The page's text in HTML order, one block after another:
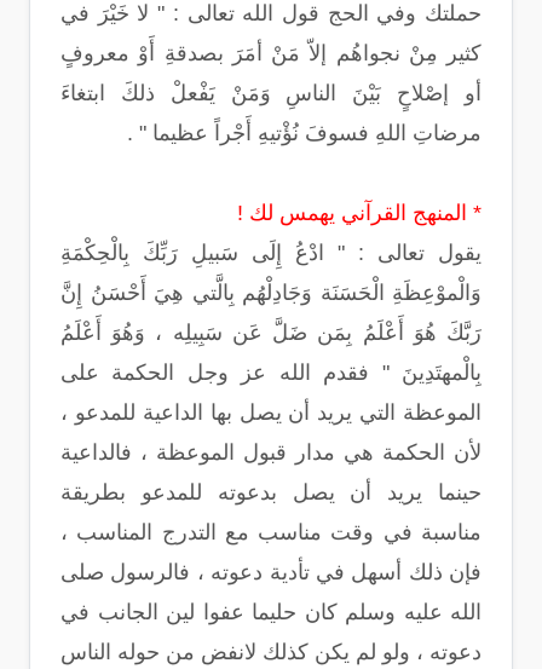
حملتك وفي الحج قول الله تعالى : " لا خَيْرَ في
كثير مِنْ نجواهُم إلاّ مَنْ أمَرَ بصدقةِ أَوْ معروفٍ
أو إصْلاحٍ بَيْنَ الناسِ وَمَنْ يَفْعلْ ذلكَ ابتغاءَ
مرضاتِ اللهِ فسوفَ نُؤْتيهِ أَجْراً عظيما " .
* المنهج القرآني يهمس لك !
يقول تعالى : " ادْعُ إِلَى سَبيلِ رَبِّكَ بِالْحِكْمَةِ
وَالْموْعِظَةِ الْحَسَنَة وَجَادِلْهُم بِالَّتي هِيَ أَحْسَنُ إِنَّ
رَبَّكَ هُوَ أَعْلَمُ بِمَن ضَلَّ عَن سَبِيلِه ، وَهُوَ أَعْلَمُ
بِالْمهتَدِينَ " فقدم الله عز وجل الحكمة على
الموعظة التي يريد أن يصل بها الداعية للمدعو ،
لأن الحكمة هي مدار قبول الموعظة ، فالداعية
حينما يريد أن يصل بدعوته للمدعو بطريقة
مناسبة في وقت مناسب مع التدرج المناسب ،
فإن ذلك أسهل في تأدية دعوته ، فالرسول صلى
الله عليه وسلم كان حليما عفوا لين الجانب في
دعوته ، ولو لم يكن كذلك لانفض من حوله الناس